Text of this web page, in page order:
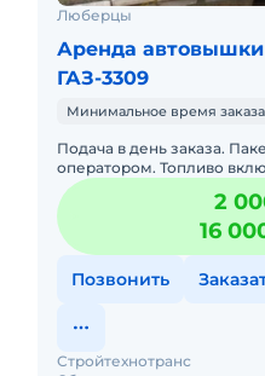
Люберцы
Аренда
ГАЗ-3309
Минимальное время заказа:
Подача в день заказа.
оператором. Топливо
Долгосрочная аренда.
с малой наработк
2
16
Позвонить
Стройтехнотранс